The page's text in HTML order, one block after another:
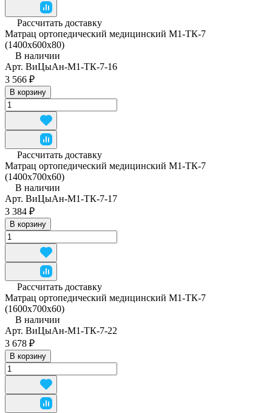
Рассчитать доставку
Матрац ортопедический медицинский М1-ТК-7
(1400x600x80)
В наличии
Арт. ВиЦыАн-М1-ТК-7-16
3 566 ₽
В корзину
Рассчитать доставку
Матрац ортопедический медицинский М1-ТК-7
(1400x700x60)
В наличии
Арт. ВиЦыАн-М1-ТК-7-17
3 384 ₽
В корзину
Рассчитать доставку
Матрац ортопедический медицинский М1-ТК-7
(1600x700x60)
В наличии
Арт. ВиЦыАн-М1-ТК-7-22
3 678 ₽
В корзину